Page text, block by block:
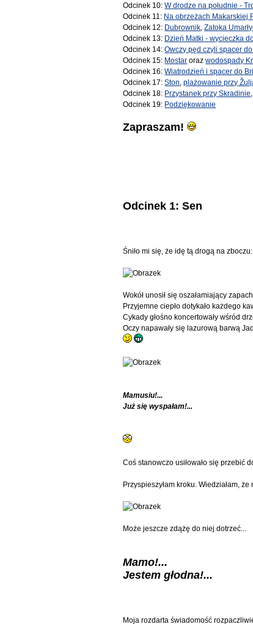
Odcinek 10:W drodze na południe -
Odcinek 11: Na obrzeżach Makarskiej
Odcinek 12: Dubrownik,Zatoka
Odcinek 13: Dzień Matki - wycieczka
Odcinek 14:Owczy pęd czyli spacer
Odcinek 15: Mostar orazwodospady
Odcinek 16:Wiatrodzień i spacer do
Odcinek 17:Ston,plażowanie przy
Odcinek 18: Przystanek przy Skradinie
Odcinek 19: Podziękowanie
Zapraszam!
Odcinek 1: Sen
Śniło mi się, że idę tą drogą na zboczu:
Wokół unosił się oszałamiający
Przyjemne ciepło dotykało każdego
Cykady głośno koncertowały wśród
Oczy napawały się lazurową barwą
Mamusiu!...
Już się wyspałam!...
Coś stanowczo usiłowało się przebić
Przyspieszyłam kroku. Wiedziałam,
Może jeszcze zdążę do niej dotrzeć...
Mamo!...
Jestem głodna!...
Moja rozdarta świadomość